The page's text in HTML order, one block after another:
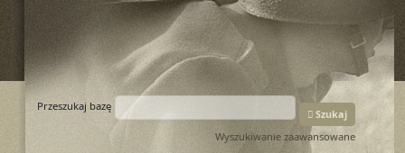
Przeszukaj bazę
Szukaj
Wyszukiwanie zaawansowane